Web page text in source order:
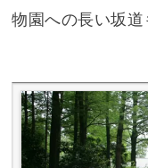
物園への長い坂道